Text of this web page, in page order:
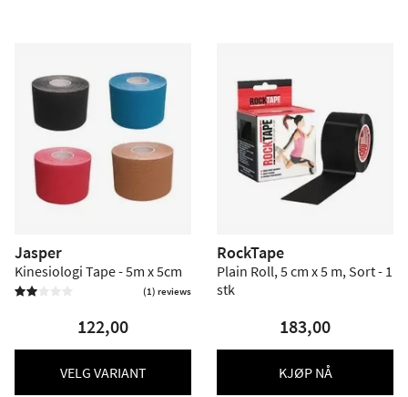
Jasper
Kinesiologi Tape - 5m x 5cm
 (1) reviews
122,00
VELG VARIANT
RockTape
Plain Roll, 5 cm x 5 m, Sort - 1
stk
183,00
KJØP NÅ